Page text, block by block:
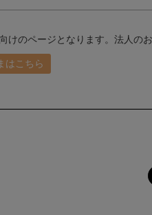
けのページとなります。法人の
はこちら